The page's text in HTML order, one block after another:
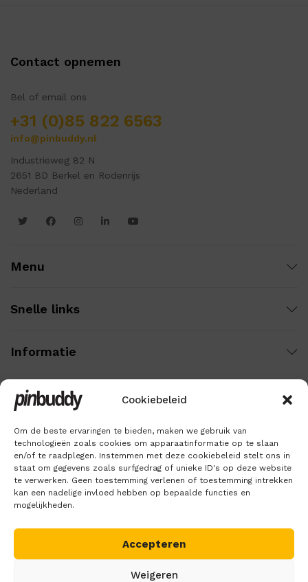
Cookiebeleid
Om de beste ervaringen te bieden, maken we gebruik van
technologieën zoals cookies om apparaatinformatie op te slaan
en/of te raadplegen. Instemmen met deze cookiebeleid stelt ons in
staat om gegevens zoals surfgedrag of unieke ID's op deze website
te verwerken. Geen toestemming verlenen of toestemming intrekken
kan een nadelige invloed hebben op bepaalde functies en
mogelijkheden.
Accepteren
Weigeren
Contact opnemen
Bel of email ons
+31 (0)85 822 6563
info@pinbuddy.nl
Industrieweg 82 N
2651 BD Berkel en Rodenrijs
Nederland
Menu
Snelle links
Informatie